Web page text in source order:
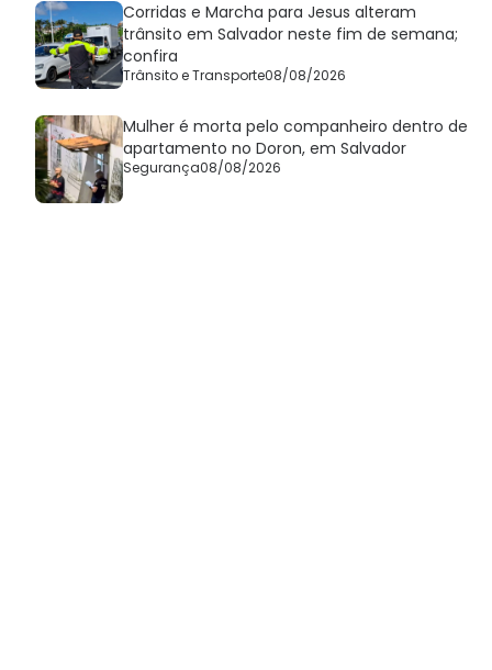
Corridas e Marcha para Jesus alteram
trânsito em Salvador neste fim de semana;
confira
Trânsito e Transporte08/08/2026
Mulher é morta pelo companheiro dentro de
apartamento no Doron, em Salvador
Segurança08/08/2026